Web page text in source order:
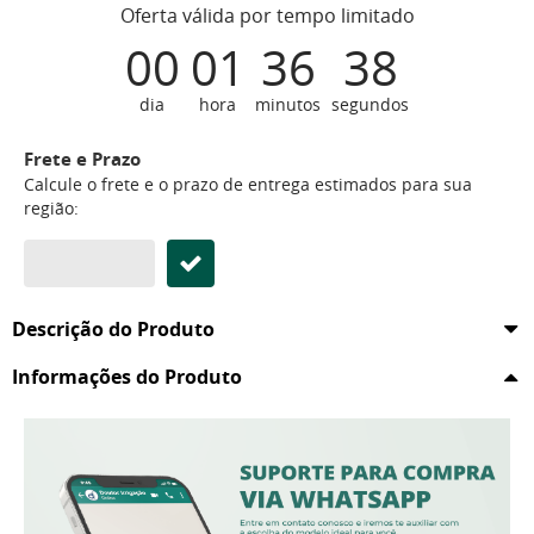
Oferta válida por tempo limitado
00
dia
01
hora
36
minutos
37
segundos
Frete e Prazo
Calcule o frete e o prazo de entrega estimados para sua
região:
Descrição do Produto
Informações do Produto